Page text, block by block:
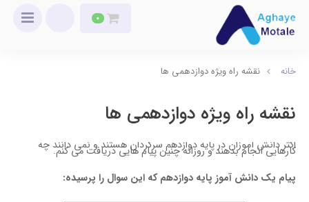
0
خانه نقشه راه ویژه دوازدهمی ها
نقشه راه ویژه دوازدهمی ها
اکثر دانش آموزان در پایه دوازدهم سرگردان هستند و نمی دانند چه
کارهایی انجام بدهند و روزانه چنین پیام هایی دریافت می کنم.
پیام یک دانش آموز پایه دوازدهم که این سوال را پرسیده: